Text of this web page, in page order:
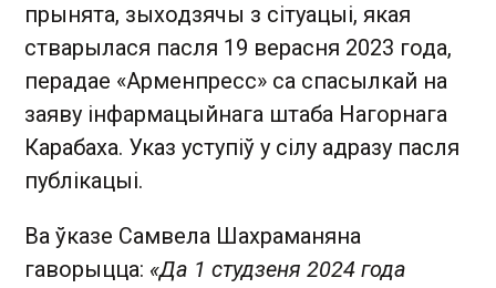
прынята, зыходзячы з сітуацыі, якая
стварылася пасля 19 верасня 2023 года,
перадае «Арменпресс» са спасылкай на
заяву інфармацыйнага штаба Нагорнага
Карабаха. Указ уступіў у сілу адразу пасля
публікацыі.
Ва ўказе Самвела Шахраманяна
гаворыцца: «Да 1 студзеня 2024 года